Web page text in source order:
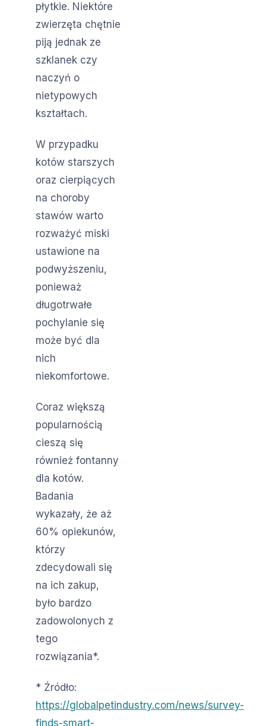
płytkie. Niektóre
zwierzęta chętnie
piją jednak ze
szklanek czy
naczyń o
nietypowych
kształtach.
W przypadku
kotów starszych
oraz cierpiących
na choroby
stawów warto
rozważyć miski
ustawione na
podwyższeniu,
ponieważ
długotrwałe
pochylanie się
może być dla
nich
niekomfortowe.
Coraz większą
popularnością
cieszą się
również fontanny
dla kotów.
Badania
wykazały, że aż
60% opiekunów,
którzy
zdecydowali się
na ich zakup,
było bardzo
zadowolonych z
tego
rozwiązania*.
* Źródło:
https://globalpetindustry.com/news/survey-
finds-smart-